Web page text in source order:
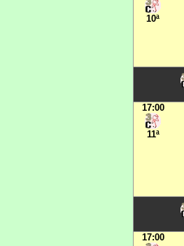
10ª
17:00
11ª
17:00